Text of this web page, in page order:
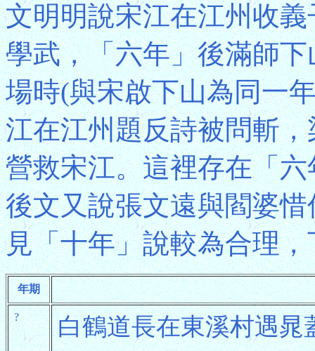
文明明說宋江在江州收
學武，「六年」後滿師
場時(與宋啟下山為同一
江在江州題反詩被問斬
營救宋江。這裡存在「
後文又說張文遠與閻婆
見「十年」說較為合理
年期
? 白鶴道長在東溪村遇晁